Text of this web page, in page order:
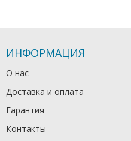
ИНФОРМАЦИЯ
О нас
Доставка и оплата
Гарантия
Контакты